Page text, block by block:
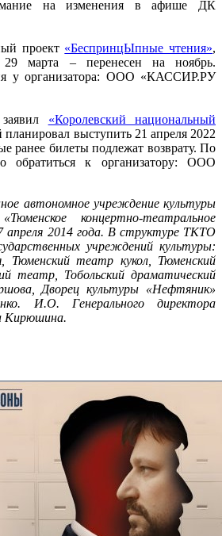
на изменения в афише ДК
проект «БеспринцЫпные чтения»,
29 марта – перенесен на ноябрь.
у организатора: ООО «КАССИР.РУ
«Королевский национальный
планировал выступить 21 апреля 2022
ранее билеты подлежат возврату. По
обратиться к организатору: ООО
автономное учреждение культуры
концертно-театральное
апреля 2014 года. В структуре ТКТО
учреждений культуры:
Тюменский театр кукол, Тюменский
театр, Тобольский драматический
Дворец культуры «Нефтяник»
И.О. Генерального директора
Кирюшина.